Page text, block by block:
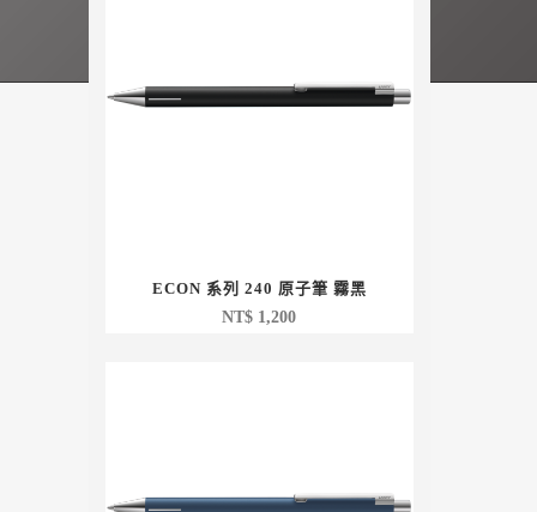
ECON 系列 240 原子筆 霧黑
NT$ 1,200